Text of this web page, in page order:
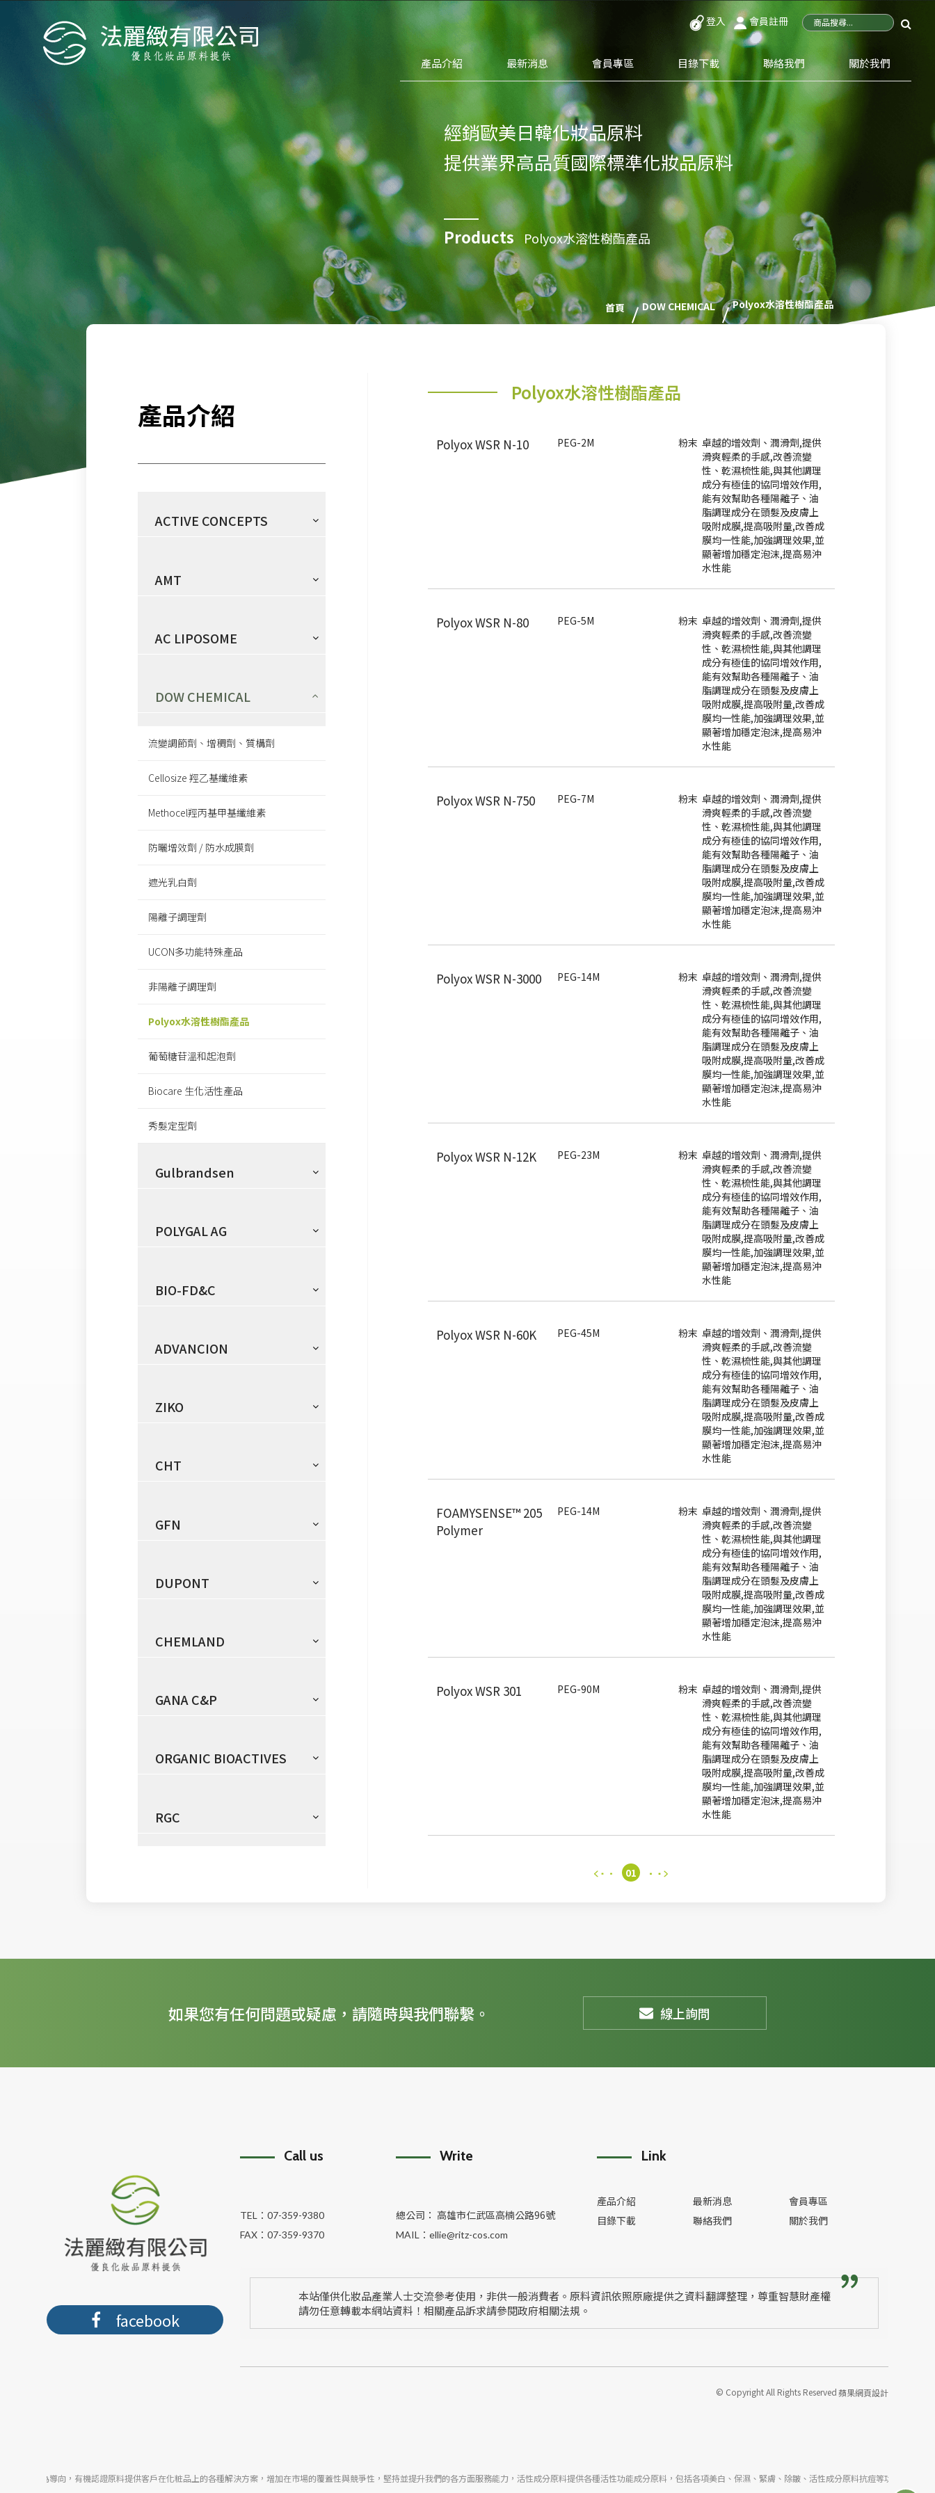
登入 會員註冊
產品介紹 最新消息 會員專區 目錄下載 聯絡我們 關於我們
首頁 DOW CHEMICAL Polyox水溶性樹酯產品
經銷歐美日韓化妝品原料
提供業界高品質國際標準化妝品原料
Products Polyox水溶性樹酯產品
產品介紹
ACTIVE CONCEPTS
AMT
AC LIPOSOME
DOW CHEMICAL
流變調節劑、增稠劑、質構劑
Cellosize 羥乙基纖維素
Methocel羥丙基甲基纖維素
防曬增效劑 / 防水成膜劑
遮光乳白劑
陽離子調理劑
UCON多功能特殊產品
非陽離子調理劑
Polyox水溶性樹酯產品
葡萄糖苷溫和起泡劑
Biocare 生化活性產品
秀髮定型劑
Gulbrandsen
POLYGAL AG
BIO-FD&C
ADVANCION
ZIKO
CHT
GFN
DUPONT
CHEMLAND
GANA C&P
ORGANIC BIOACTIVES
RGC
Polyox水溶性樹酯產品
Polyox WSR N-10 PEG-2M 粉末 卓越的增效劑、潤滑劑,提供
滑爽輕柔的手感,改善流變
性、乾濕梳性能,與其他調理
成分有極佳的協同增效作用,
能有效幫助各種陽離子、油
脂調理成分在頭髮及皮膚上
吸附成膜,提高吸附量,改善成
膜均一性能,加強調理效果,並
顯著增加穩定泡沫,提高易沖
水性能
Polyox WSR N-80 PEG-5M 粉末 卓越的增效劑、潤滑劑,提供
滑爽輕柔的手感,改善流變
性、乾濕梳性能,與其他調理
成分有極佳的協同增效作用,
能有效幫助各種陽離子、油
脂調理成分在頭髮及皮膚上
吸附成膜,提高吸附量,改善成
膜均一性能,加強調理效果,並
顯著增加穩定泡沫,提高易沖
水性能
Polyox WSR N-750 PEG-7M 粉末 卓越的增效劑、潤滑劑,提供
滑爽輕柔的手感,改善流變
性、乾濕梳性能,與其他調理
成分有極佳的協同增效作用,
能有效幫助各種陽離子、油
脂調理成分在頭髮及皮膚上
吸附成膜,提高吸附量,改善成
膜均一性能,加強調理效果,並
顯著增加穩定泡沫,提高易沖
水性能
Polyox WSR N-3000 PEG-14M 粉末 卓越的增效劑、潤滑劑,提供
滑爽輕柔的手感,改善流變
性、乾濕梳性能,與其他調理
成分有極佳的協同增效作用,
能有效幫助各種陽離子、油
脂調理成分在頭髮及皮膚上
吸附成膜,提高吸附量,改善成
膜均一性能,加強調理效果,並
顯著增加穩定泡沫,提高易沖
水性能
Polyox WSR N-12K PEG-23M 粉末 卓越的增效劑、潤滑劑,提供
滑爽輕柔的手感,改善流變
性、乾濕梳性能,與其他調理
成分有極佳的協同增效作用,
能有效幫助各種陽離子、油
脂調理成分在頭髮及皮膚上
吸附成膜,提高吸附量,改善成
膜均一性能,加強調理效果,並
顯著增加穩定泡沫,提高易沖
水性能
Polyox WSR N-60K PEG-45M 粉末 卓越的增效劑、潤滑劑,提供
滑爽輕柔的手感,改善流變
性、乾濕梳性能,與其他調理
成分有極佳的協同增效作用,
能有效幫助各種陽離子、油
脂調理成分在頭髮及皮膚上
吸附成膜,提高吸附量,改善成
膜均一性能,加強調理效果,並
顯著增加穩定泡沫,提高易沖
水性能
FOAMYSENSE™ 205
Polymer
PEG-14M 粉末 卓越的增效劑、潤滑劑,提供
滑爽輕柔的手感,改善流變
性、乾濕梳性能,與其他調理
成分有極佳的協同增效作用,
能有效幫助各種陽離子、油
脂調理成分在頭髮及皮膚上
吸附成膜,提高吸附量,改善成
膜均一性能,加強調理效果,並
顯著增加穩定泡沫,提高易沖
水性能
Polyox WSR 301 PEG-90M 粉末 卓越的增效劑、潤滑劑,提供
滑爽輕柔的手感,改善流變
性、乾濕梳性能,與其他調理
成分有極佳的協同增效作用,
能有效幫助各種陽離子、油
脂調理成分在頭髮及皮膚上
吸附成膜,提高吸附量,改善成
膜均一性能,加強調理效果,並
顯著增加穩定泡沫,提高易沖
水性能
01
如果您有任何問題或疑慮，請隨時與我們聯繫。 線上詢問
facebook
Call us
TEL：07-359-9380
FAX：07-359-9370
Write
總公司： 高雄市仁武區高楠公路96號
MAIL： ellie@ritz-cos.com
Link
產品介紹 最新消息
會員專區
目錄下載
聯絡我們 關於我們
本站僅供化妝品產業人士交流參考使用，非供一般消費者。原料資訊依照原廠提供之資料翻譯整理，尊重智慧財產權
請勿任意轉載本網站資料！相關產品訴求請參閱政府相關法規。
© Copyright All Rights Reserved蘋果網頁設計
顧客為導向，有機認證原料提供客戶在化粧品上的各種解決方案，增加在市場的覆蓋性與競爭性，堅持並提升我們的各方面服務能力，活性成分原料提供各種活性功能成分原料，包括各項美白、保濕、緊膚、除皺、活性成分原料抗痘等功能性原